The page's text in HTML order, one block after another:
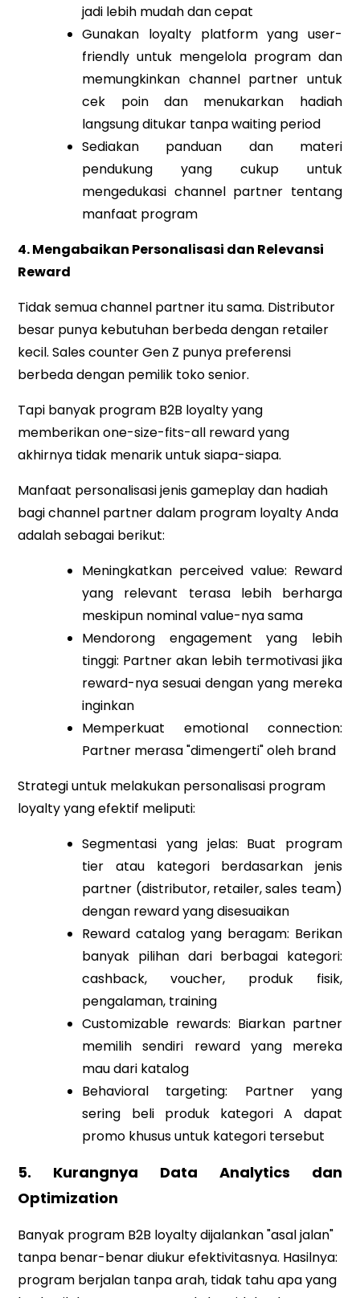
jadi lebih mudah dan cepat
Gunakan loyalty platform yang user-
friendly untuk mengelola program dan
memungkinkan channel partner untuk
cek poin dan menukarkan hadiah
langsung ditukar tanpa waiting period
Sediakan panduan dan materi
pendukung yang cukup untuk
mengedukasi channel partner tentang
manfaat program
4. Mengabaikan Personalisasi dan Relevansi
Reward
Tidak semua channel partner itu sama. Distributor
besar punya kebutuhan berbeda dengan retailer
kecil. Sales counter Gen Z punya preferensi
berbeda dengan pemilik toko senior.
Tapi banyak program B2B loyalty yang
memberikan one-size-fits-all reward yang
akhirnya tidak menarik untuk siapa-siapa.
Manfaat personalisasi jenis gameplay dan hadiah
bagi channel partner dalam program loyalty Anda
adalah sebagai berikut:
Meningkatkan perceived value: Reward
yang relevant terasa lebih berharga
meskipun nominal value-nya sama
Mendorong engagement yang lebih
tinggi: Partner akan lebih termotivasi jika
reward-nya sesuai dengan yang mereka
inginkan
Memperkuat emotional connection:
Partner merasa "dimengerti" oleh brand
Strategi untuk melakukan personalisasi program
loyalty yang efektif meliputi:
Segmentasi yang jelas: Buat program
tier atau kategori berdasarkan jenis
partner (distributor, retailer, sales team)
dengan reward yang disesuaikan
Reward catalog yang beragam: Berikan
banyak pilihan dari berbagai kategori:
cashback, voucher, produk fisik,
pengalaman, training
Customizable rewards: Biarkan partner
memilih sendiri reward yang mereka
mau dari katalog
Behavioral targeting: Partner yang
sering beli produk kategori A dapat
promo khusus untuk kategori tersebut
5. Kurangnya Data Analytics dan
Optimization
Banyak program B2B loyalty dijalankan "asal jalan"
tanpa benar-benar diukur efektivitasnya. Hasilnya:
program berjalan tanpa arah, tidak tahu apa yang